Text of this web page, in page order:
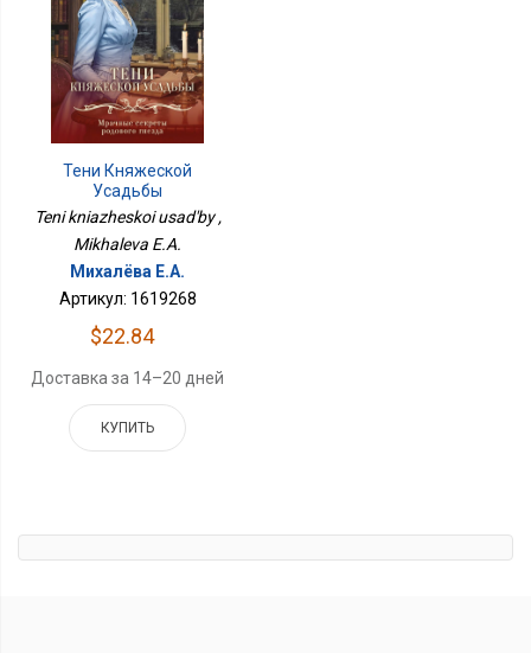
Тени Княжеской
Усадьбы
Teni kniazheskoi usad'by ,
Mikhaleva E.A.
Михалёва Е.А.
Артикул: 1619268
$22.84
Доставка за 14–20 дней
КУПИТЬ